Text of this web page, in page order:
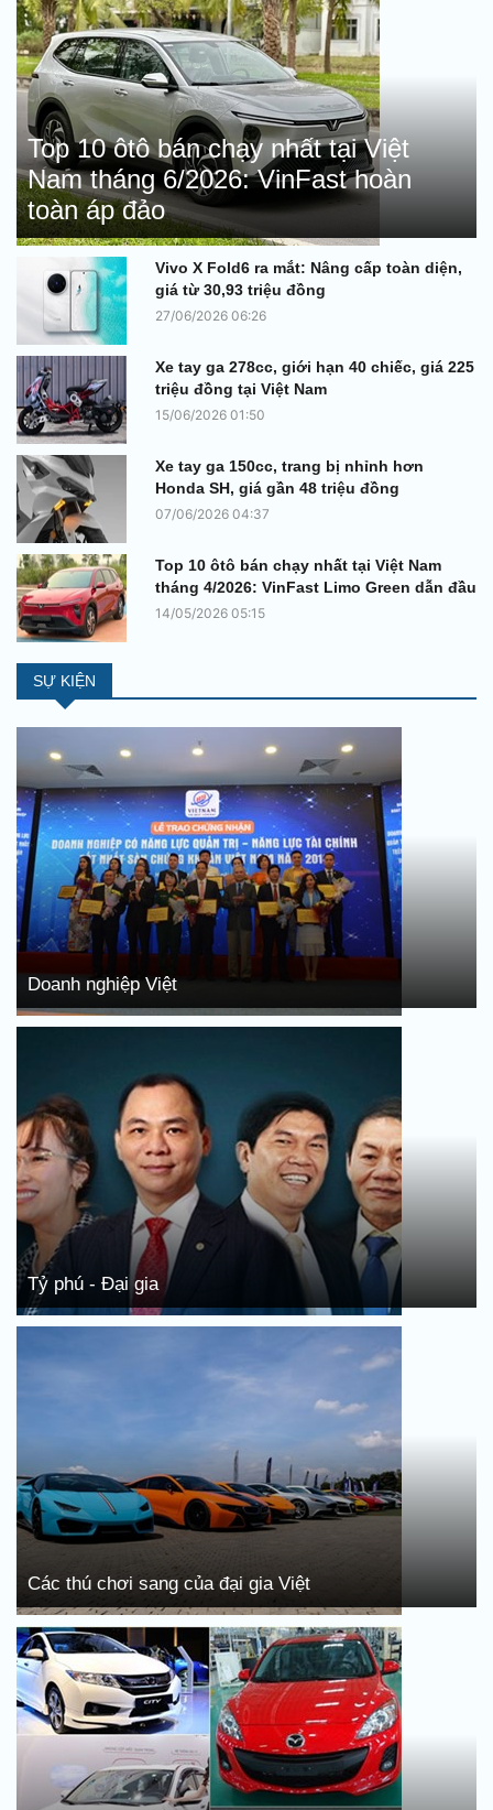
Top 10 ôtô bán chạy nhất tại Việt
Nam tháng 6/2026: VinFast hoàn
toàn áp đảo
Vivo X Fold6 ra mắt: Nâng cấp toàn diện,
giá từ 30,93 triệu đồng
27/06/2026 06:26
Xe tay ga 278cc, giới hạn 40 chiếc, giá 225
triệu đồng tại Việt Nam
15/06/2026 01:50
Xe tay ga 150cc, trang bị nhỉnh hơn
Honda SH, giá gần 48 triệu đồng
07/06/2026 04:37
Top 10 ôtô bán chạy nhất tại Việt Nam
tháng 4/2026: VinFast Limo Green dẫn đầu
14/05/2026 05:15
SỰ KIỆN
Doanh nghiệp Việt
Tỷ phú - Đại gia
Các thú chơi sang của đại gia Việt